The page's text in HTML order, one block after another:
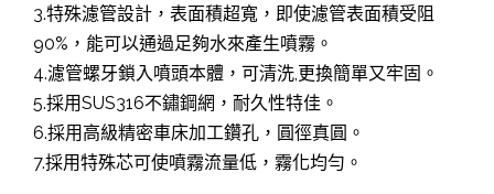
3.特殊濾管設計，表面積超寬，即使濾管表面積受阻
90%，能可以通過足夠水來產生噴霧。
4.濾管螺牙鎖入噴頭本體，可清洗,更換簡單又牢固。
5.採用SUS316不鏽鋼網，耐久性特佳。
6.採用高級精密車床加工鑽孔，圓徑真圓。
7.採用特殊芯可使噴霧流量低，霧化均勻。